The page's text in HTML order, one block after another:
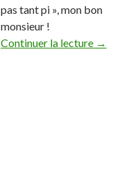
pas tant pi », mon bon
monsieur !
Continuer la lecture →